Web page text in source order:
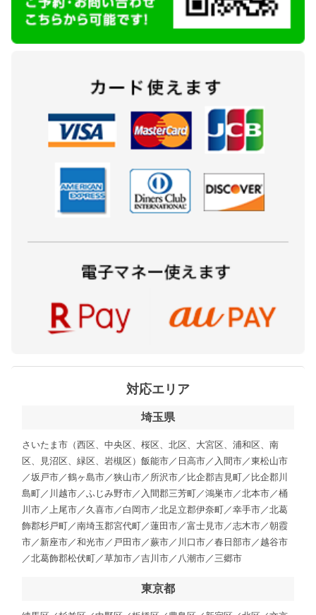
対応エリア
埼玉県
さいたま市（西区、中央区、桜区、北区、大宮区、浦和区、南
区、見沼区、緑区、岩槻区）飯能市／日高市／入間市／東松山市
／坂戸市／鶴ヶ島市／狭山市／所沢市／比企郡吉見町／比企郡川
島町／川越市／ふじみ野市／入間郡三芳町／鴻巣市／北本市／桶
川市／上尾市／久喜市／白岡市／北足立郡伊奈町／幸手市／北葛
飾郡杉戸町／南埼玉郡宮代町／蓮田市／富士見市／志木市／朝霞
市／新座市／和光市／戸田市／蕨市／川口市／春日部市／越谷市
／北葛飾郡松伏町／草加市／吉川市／八潮市／三郷市
東京都